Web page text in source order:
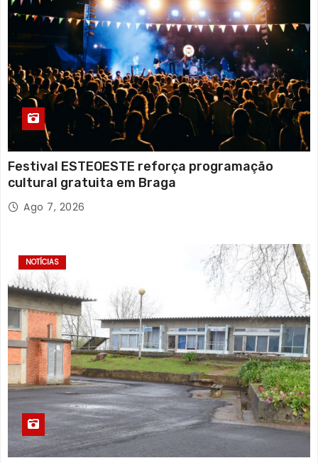
Festival ESTEOESTE reforça programação
cultural gratuita em Braga
Ago 7, 2026
NOTÍCIAS